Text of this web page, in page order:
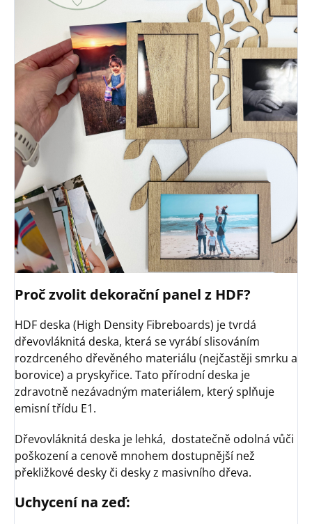
Proč zvolit dekorační panel z HDF?
HDF deska (High Density Fibreboards) je tvrdá
dřevovláknitá deska, která se vyrábí slisováním
rozdrceného dřevěného materiálu (nejčastěji smrku a
borovice) a pryskyřice. Tato přírodní deska je
zdravotně nezávadným materiálem, který splňuje
emisní třídu E1.
Dřevovláknitá deska je lehká, dostatečně odolná vůči
poškození a cenově mnohem dostupnější než
překližkové desky či desky z masivního dřeva.
Uchycení na zeď: